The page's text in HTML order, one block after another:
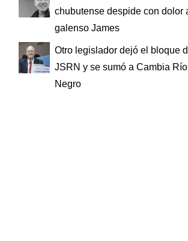
chubutense despide con dolor
galenso James
Otro legislador dejó el bloque
JSRN y se sumó a Cambia Río
Negro